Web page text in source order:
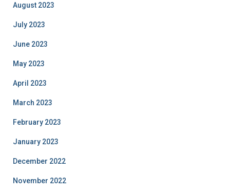
August 2023
July 2023
June 2023
May 2023
April 2023
March 2023
February 2023
January 2023
December 2022
November 2022